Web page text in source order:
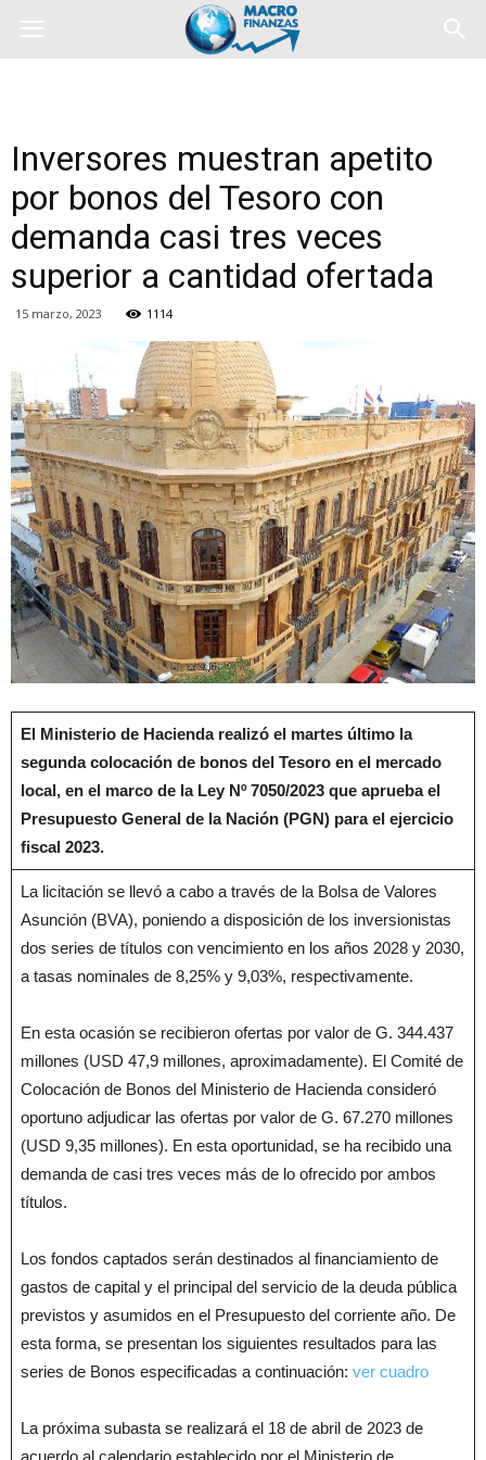
Inversores muestran apetito
por bonos del Tesoro con
demanda casi tres veces
superior a cantidad ofertada
15 marzo, 2023 1114
El Ministerio de Hacienda realizó el martes último la
segunda colocación de bonos del Tesoro en el mercado
local, en el marco de la Ley Nº 7050/2023 que aprueba el
Presupuesto General de la Nación (PGN) para el ejercicio
fiscal 2023.
La licitación se llevó a cabo a través de la Bolsa de Valores
Asunción (BVA), poniendo a disposición de los inversionistas
dos series de títulos con vencimiento en los años 2028 y 2030,
a tasas nominales de 8,25% y 9,03%, respectivamente.
En esta ocasión se recibieron ofertas por valor de G. 344.437
millones (USD 47,9 millones, aproximadamente). El Comité de
Colocación de Bonos del Ministerio de Hacienda consideró
oportuno adjudicar las ofertas por valor de G. 67.270 millones
(USD 9,35 millones). En esta oportunidad, se ha recibido una
demanda de casi tres veces más de lo ofrecido por ambos
títulos.
Los fondos captados serán destinados al financiamiento de
gastos de capital y el principal del servicio de la deuda pública
previstos y asumidos en el Presupuesto del corriente año. De
esta forma, se presentan los siguientes resultados para las
series de Bonos especificadas a continuación: ver cuadro
La próxima subasta se realizará el 18 de abril de 2023 de
acuerdo al calendario establecido por el Ministerio de